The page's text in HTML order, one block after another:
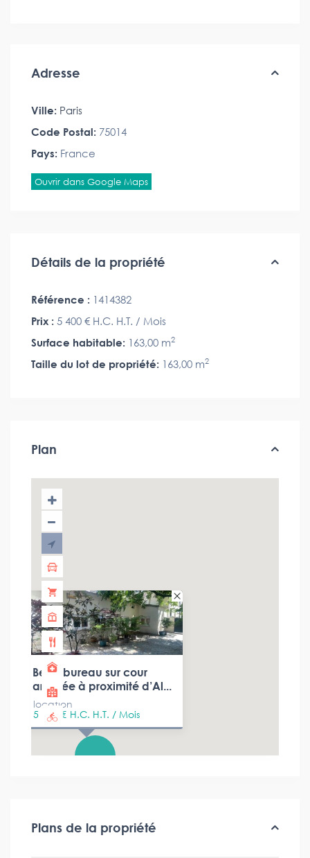
Adresse
Ville: Paris
Code Postal: 75014
Pays: France
Ouvrir dans Google Maps
Détails de la propriété
Référence : 1414382
Prix : 5 400 € H.C. H.T. / Mois
Surface habitable: 163,00 m2
Taille du lot de propriété: 163,00 m2
Plan
Beau bureau sur cour
arborée à proximité d’Al...
location
5 400 € H.C. H.T. / Mois
Plans de la propriété